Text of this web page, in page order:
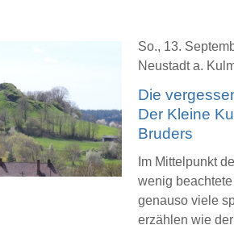
So., 13.
Neustadt a.
Die
Der Kleine
Bruders
Im Mittelpunkt
wenig
genauso viele
erzählen wie